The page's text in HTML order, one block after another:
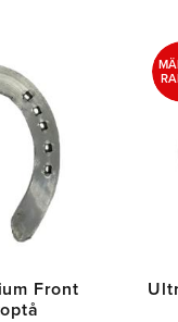
Front